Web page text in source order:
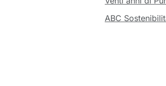
ABC